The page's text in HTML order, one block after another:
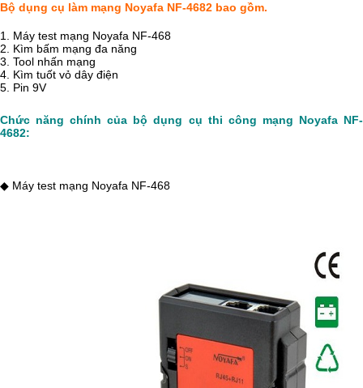
Bộ dụng cụ làm mạng Noyafa NF-4682 bao gồm.
1. Máy test mạng Noyafa NF-468
2. Kìm bấm mạng đa năng
3. Tool nhấn mạng
4. Kìm tuốt vỏ dây điện
5. Pin 9V
Chức năng chính của bộ dụng cụ thi công mạng Noyafa NF-
4682:
◆ Máy test mạng Noyafa NF-468